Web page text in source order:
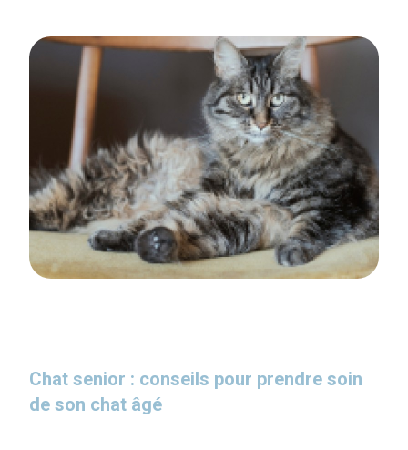
Chat senior : conseils pour prendre soin
de son chat âgé